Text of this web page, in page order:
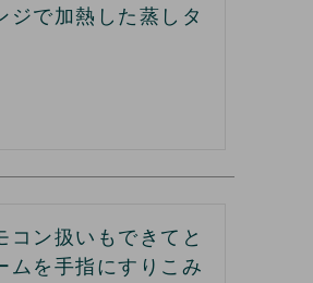
ジで加熱した蒸しタ
ン扱いもできてと
ムを手指にすりこみ